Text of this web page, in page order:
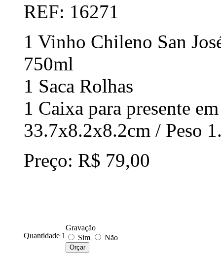
REF: 16271
1 Vinho Chileno San
750ml
1 Saca Rolhas
1 Caixa para presente
33.7x8.2x8.2cm / Peso
Preço: R$ 79,00
Quantidade 1
Gravação
Sim
Não